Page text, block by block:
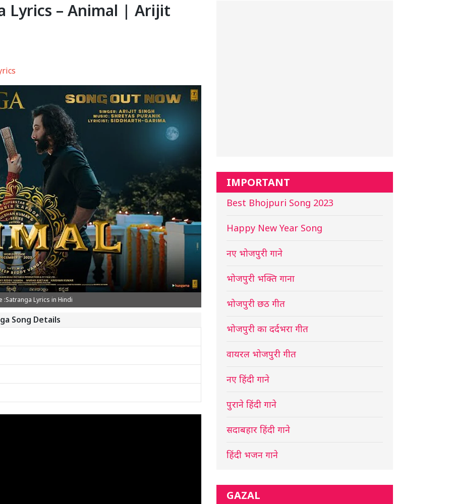
Lyrics – Animal | Arijit
:Satranga Lyrics in Hindi
Song Details
IMPORTANT
Best Bhojpuri Song 2023
Happy New Year Song
नए भोजपुरी गाने
भोजपुरी भक्ति गाना
भोजपुरी छठ गीत
भोजपुरी का दर्दभरा गीत
वायरल भोजपुरी गीत
नए हिंदी गाने
पुराने हिंदी गाने
सदाबहार हिंदी गाने
हिंदी भजन गाने
GAZAL